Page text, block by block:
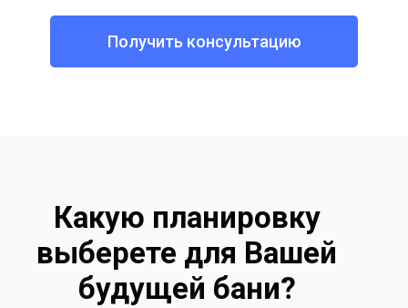
Получить консультацию
Какую планировку
выберете для Вашей
будущей бани?